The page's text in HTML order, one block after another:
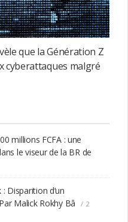
que la Génération Z
cyberattaques malgré
millions FCFA : une
le viseur de la BR de
Disparition d’un
Malick Rokhy Bâ
2